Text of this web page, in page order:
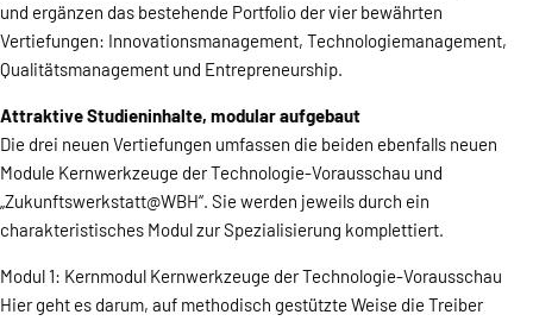
und ergänzen das bestehende Portfolio der vier bewährten
Vertiefungen: Innovationsmanagement, Technologiemanagement,
Qualitätsmanagement und Entrepreneurship.
Attraktive Studieninhalte, modular aufgebaut
Die drei neuen Vertiefungen umfassen die beiden ebenfalls neuen
Module Kernwerkzeuge der Technologie-Vorausschau und
„Zukunftswerkstatt@WBH“. Sie werden jeweils durch ein
charakteristisches Modul zur Spezialisierung komplettiert.
Modul 1: Kernmodul Kernwerkzeuge der Technologie-Vorausschau
Hier geht es darum, auf methodisch gestützte Weise die Treiber